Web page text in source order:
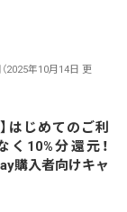
（2025年10月14日 更
はじめてのご利
く10%分還元！
購入者向けキャ